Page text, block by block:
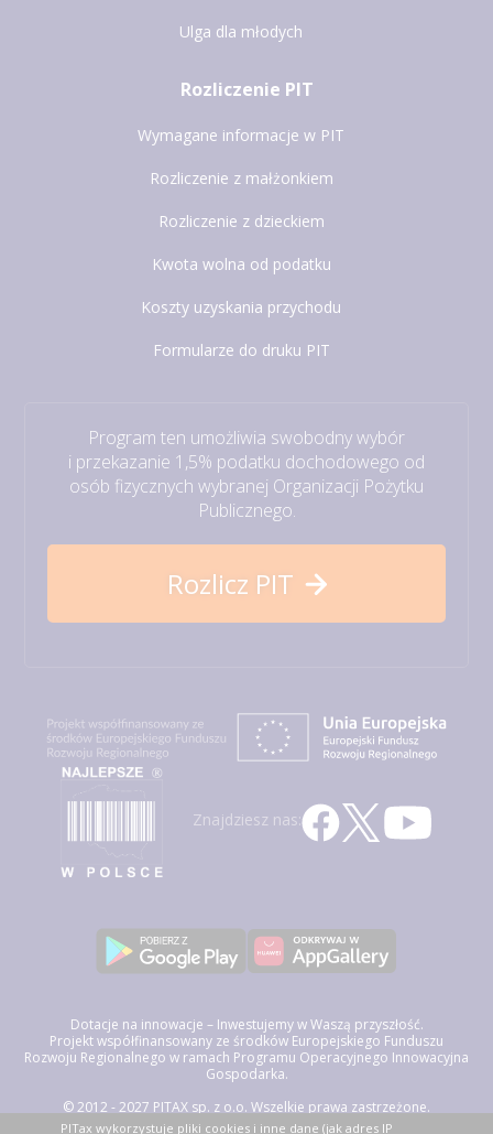
Ulga dla młodych
Rozliczenie PIT
Wymagane informacje w PIT
Rozliczenie z małżonkiem
Rozliczenie z dzieckiem
Kwota wolna od podatku
Koszty uzyskania przychodu
Formularze do druku PIT
Program ten umożliwia swobodny wybór
i przekazanie 1,5% podatku dochodowego od
osób fizycznych wybranej Organizacji Pożytku
Publicznego.
Rozlicz PIT
Znajdziesz nas:
Dotacje na innowacje – Inwestujemy w Waszą przyszłość.
Projekt współfinansowany ze środków Europejskiego Funduszu
Rozwoju Regionalnego w ramach Programu Operacyjnego Innowacyjna
Gospodarka.
© 2012 - 2027 PITAX sp. z o.o. Wszelkie prawa zastrzeżone.
Korzystając z niniejszego serwisu akceptujeszRegulamin Świadczenia
PITax wykorzystuje pliki cookies i inne dane (jak adres IP